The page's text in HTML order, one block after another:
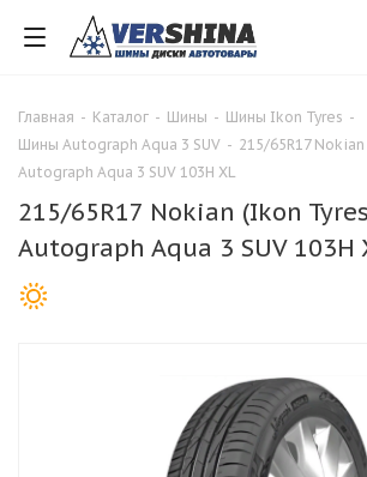
Главная - Каталог - Шины - Шины Ikon Tyres -
Шины Autograph Aqua 3 SUV - 215/65R17
Autograph Aqua 3 SUV 103H XL
215/65R17 Nokian (Ikon
Autograph Aqua 3 SUV 103H